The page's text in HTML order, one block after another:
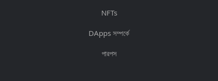
NFTs
DApps সম্পর্কে
পারপস